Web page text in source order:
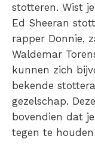
stotteren. Wist
Ed Sheeran
rapper Donnie,
Waldemar
kunnen zich
bekende
gezelschap.
bovendien dat
tegen te